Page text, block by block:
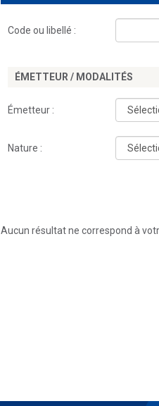
Code ou libellé :
ÉMETTEUR / MODALITÉS
Émetteur :
Nature :
Aucun résultat ne correspond à